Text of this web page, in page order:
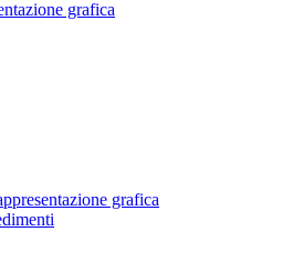
grafica
grafica